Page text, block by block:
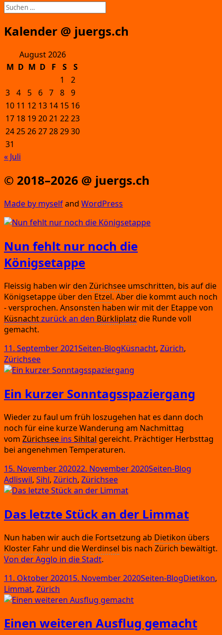
Suchen
nach:
Kalender @ juergs.ch
August 2026
M D M D F S
S
1
2
3 4 5 6 7 8 9
10 11 12 13 14 15 16
17 18 192021 2223
24252627282930
31
« Juli
© 2018–2026 @ juergs.ch
Made by mys­elfand Word­Press
Nun fehlt nur noch die
Königsetappe
Fleis­sig haben wir den Zürich­see umschrit­ten, bis auf die
Königs­etap­pe über den Etzel. Aber die kommt auch noch
- ver­spro­chen. Ansons­ten haben wir mit der Etap­pe von
Küs­nachtzurück an den Bür­kli­platz die Run­de voll
gemacht.
Veröffentlicht
am
11. September 2021Kategorien
Seiten-BlogSchlagwörter
Küsnacht, Zürich,
Zürichsee
Ein kurzer Sonntagsspaziergang
Wie­der zu faul um früh los­zu­ge­hen hat es dann doch
noch für eine kur­ze Wan­de­rung am Nach­mit­tag
vom Zürich­see ins Sihl­tal gereicht. Präch­ti­ger Herbst­tag
bei ange­neh­men Temperaturen.
Veröffentlicht
am
15. November 202022. November 2020Kategorien
Seiten-Blog
Adliswil, Sihl, Zürich, Zürichsee
Das letzte Stück an der Limmat
Nun haben wir auch die Fort­set­zung ab Die­ti­kon übers
Klos­ter Fahr und dieWerd­in­sel bis nach Zürich bewäl­tigt.
Von der Agglo in die Stadt.
Veröffentlicht
am
11. Oktober 202015. November 2020Kategorien
Seiten-BlogDietikon,
Limmat, Zürich
Einen weiteren Ausflug gemacht